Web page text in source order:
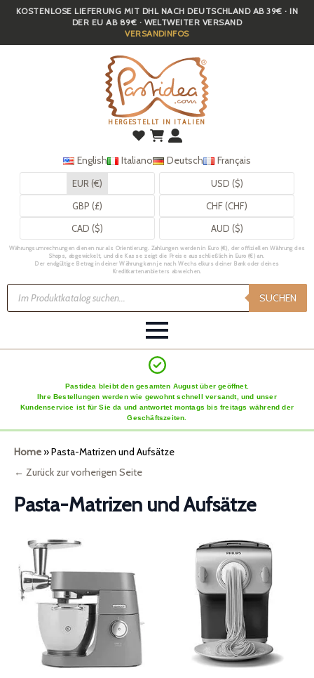
Skip
KOSTENLOSE LIEFERUNG MIT DHL NACH DEUTSCHLAND AB 39€ · IN
DER EU AB 89€ · WELTWEITER VERSAND
VERSANDINFOS
HERGESTELLT IN ITALIEN
English Italiano Deutsch Français
EUR (€)
USD ($)
GBP (£)
CHF (CHF)
CAD ($)
AUD ($)
Währungsumrechnungen dienen nur als Orientierung. Zahlungen werden in Euro (€), der offiziellen Währung des
Shops, abgewickelt, und die Kasse zeigt die Preise ausschließlich in Euro (€) an.
Der endgültige Betrag in deiner Währung kann je nach Wechselkurs deiner Bank oder deines
Kreditkartenanbieters abweichen.
Products
search SUCHEN
Pastidea bleibt den gesamten August über geöffnet.
Ihre Bestellungen werden wie gewohnt schnell versandt, und unser
Kundenservice ist für Sie da und antwortet montags bis freitags während der
Geschäftszeiten.
Home»Pasta-Matrizen und Aufsätze
← Zurück zur vorherigen Seite
Pasta-Matrizen und Aufsätze